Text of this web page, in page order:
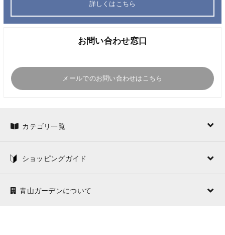
詳しくはこちら
お問い合わせ窓口
メールでのお問い合わせはこちら
カテゴリ一覧
ショッピングガイド
青山ガーデンについて